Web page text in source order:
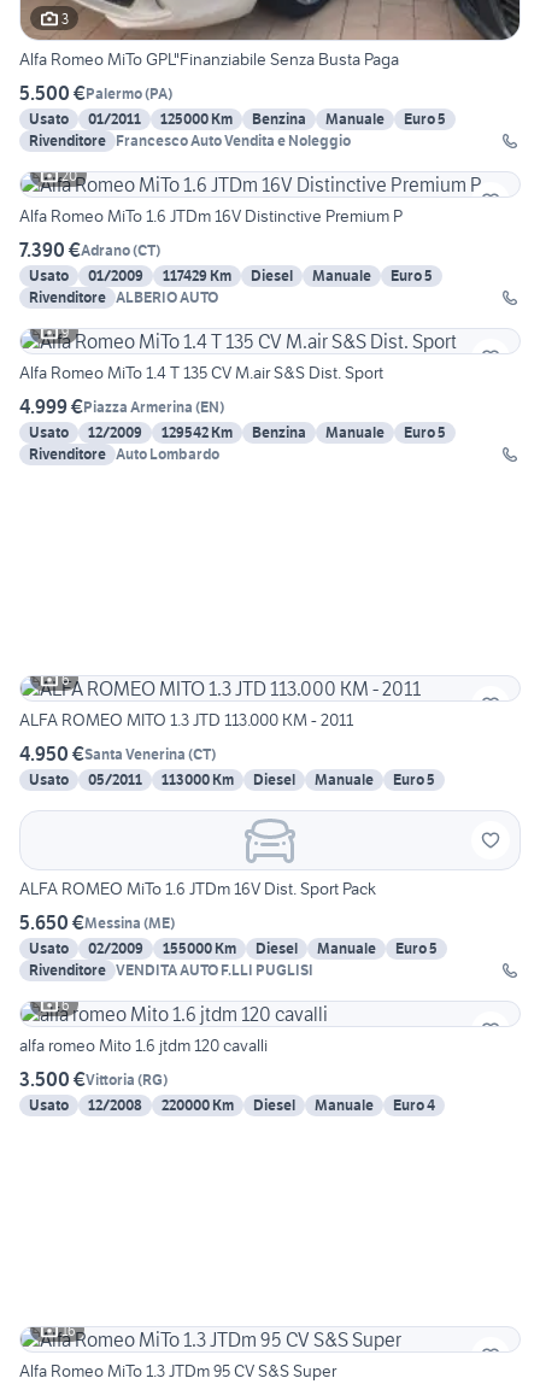
3
Alfa Romeo MiTo GPL"Finanziabile Senza Busta Paga
5.500 €Palermo(PA)
Usato
01/2011 125000 Km Benzina Manuale
Euro 5
Rivenditore Francesco Auto Vendita e Noleggio
20
Alfa Romeo MiTo 1.6 JTDm 16V Distinctive Premium P
7.390 €Adrano(CT)
Usato
01/2009 117429 Km Diesel Manuale
Euro 5
Rivenditore ALBERIO AUTO
9
Alfa Romeo MiTo 1.4 T 135 CV M.air S&S Dist. Sport
4.999 €Piazza Armerina (EN)
Usato
12/2009 129542 Km Benzina Manuale
Euro 5
Rivenditore Auto Lombardo
6
ALFA ROMEO MITO 1.3 JTD 113.000 KM - 2011
4.950 €Santa Venerina (CT)
Usato
05/2011 113000 Km Diesel Manuale Euro 5
ALFA ROMEO MiTo 1.6 JTDm 16V Dist. Sport Pack
5.650 €Messina (ME)
Usato
02/2009 155000 Km Diesel Manuale
Euro 5
Rivenditore VENDITA AUTO F.LLI PUGLISI
6
alfa romeo Mito 1.6 jtdm 120 cavalli
3.500 €Vittoria (RG)
Usato
12/2008 220000 Km Diesel Manuale Euro 4
16
Alfa Romeo MiTo 1.3 JTDm 95 CV S&S Super